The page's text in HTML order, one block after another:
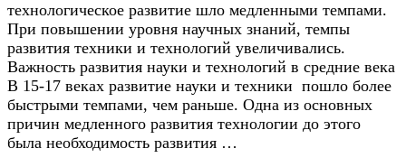
технологическое развитие шло медленными темпами.
При повышении уровня научных знаний, темпы
развития техники и технологий увеличивались.
Важность развития науки и технологий в средние века
В 15-17 веках развитие науки и техники пошло более
быстрыми темпами, чем раньше. Одна из основных
причин медленного развития технологии до этого
была необходимость развития …